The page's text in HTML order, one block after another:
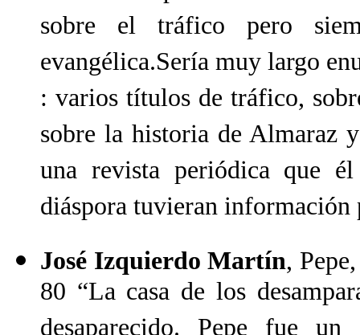
sobre el tráfico pero
evangélica.Sería muy largo
: varios títulos de tráfico,
sobre la historia de Almaraz
una revista periódica que
diáspora tuvieran información
José Izquierdo Martín,
80 “La casa de los